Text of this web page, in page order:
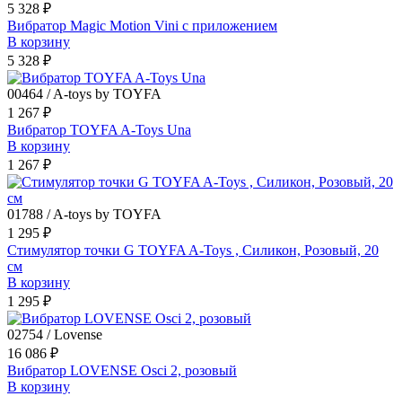
5 328 ₽
Вибратор Magic Motion Vini с приложением
В корзину
5 328 ₽
00464 / A-toys by TOYFA
1 267 ₽
Вибратор TOYFA A-Toys Una
В корзину
1 267 ₽
01788 / A-toys by TOYFA
1 295 ₽
Стимулятор точки G TOYFA A-Toys , Силикон, Розовый, 20
см
В корзину
1 295 ₽
02754 / Lovense
16 086 ₽
Вибратор LOVENSE Osci 2, розовый
В корзину